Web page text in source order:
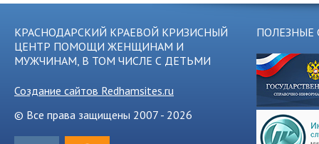
КРАСНОДАРСКИЙ КРАЕВОЙ КРИЗИСНЫЙ
ЦЕНТР ПОМОЩИ ЖЕНЩИНАМ И
МУЖЧИНАМ, В ТОМ ЧИСЛЕ С ДЕТЬМИ
Создание сайтов Redhamsites.ru
© Все права защищены 2007 - 2026
ПОЛЕЗНЫЕ